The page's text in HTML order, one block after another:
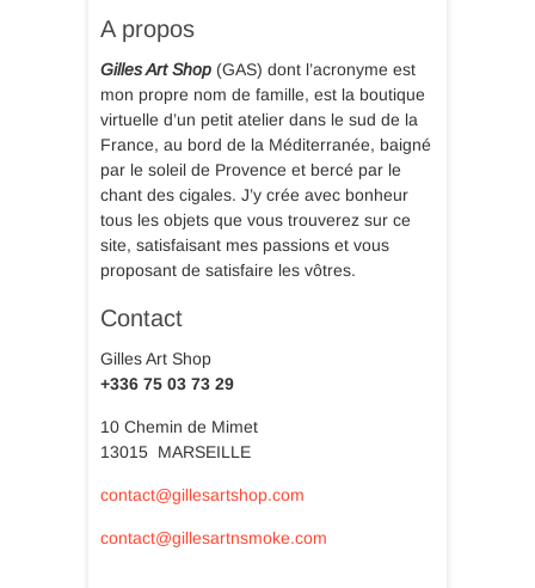
A propos
Gilles Art Shop (GAS) dont l’acronyme est
mon propre nom de famille, est la boutique
virtuelle d’un petit atelier dans le sud de la
France, au bord de la Méditerranée, baigné
par le soleil de Provence et bercé par le
chant des cigales. J’y crée avec bonheur
tous les objets que vous trouverez sur ce
site, satisfaisant mes passions et vous
proposant de satisfaire les vôtres.
Contact
Gilles Art Shop
+336 75 03 73 29
10 Chemin de Mimet
13015 MARSEILLE
contact@gillesartshop.com
contact@gillesartnsmoke.com